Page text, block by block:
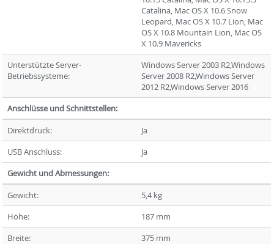
Catalina, Mac OS X 10.6 Snow
Leopard, Mac OS X 10.7 Lion, Mac
OS X 10.8 Mountain Lion, Mac OS
X 10.9 Mavericks
Unterstützte Server-
Betriebssysteme:
Windows Server 2003 R2,Windows
Server 2008 R2,Windows Server
2012 R2,Windows Server 2016
Anschlüsse und Schnittstellen:
Direktdruck:
Ja
USB Anschluss:
Ja
Gewicht und Abmessungen:
Gewicht:
5,4 kg
Höhe:
187 mm
Breite:
375 mm